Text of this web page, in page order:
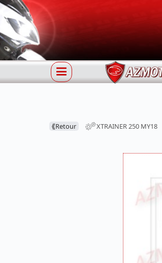
⟪Retour XTRAINER 250 MY18